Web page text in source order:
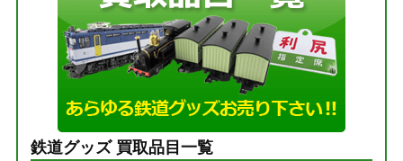
鉄道グッズ 買取品目一覧